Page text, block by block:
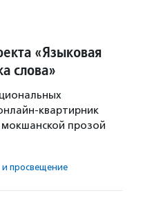
«Языковая
слова»
квартирник
прозой
и просвещение